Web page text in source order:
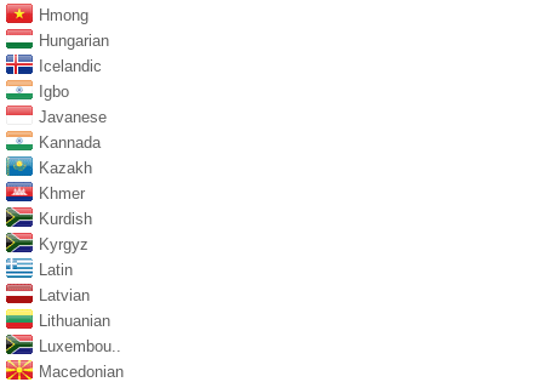
Hmong
Hungarian
Icelandic
Igbo
Javanese
Kannada
Kazakh
Khmer
Kurdish
Kyrgyz
Latin
Latvian
Lithuanian
Luxembou..
Macedonian